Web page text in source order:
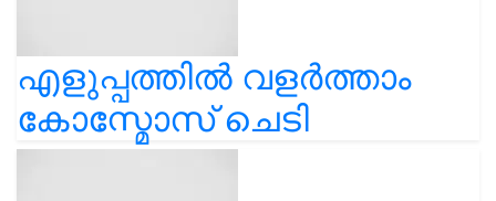
എളുപ്പത്തിൽ വളർത്താം
കോസ്മോസ് ചെടി